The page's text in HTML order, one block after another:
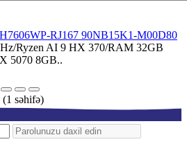
RJ167 90NB15K1-M00D80
Ryzen AI 9 HX 370/RAM 32GB
5070 8GB..
səhifə)